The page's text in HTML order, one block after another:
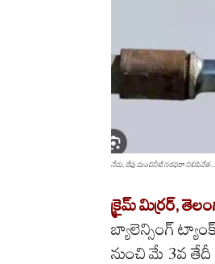
నేడు, రేపు మంచినీటి సరఫరా
క్రైమ్మిర్రర్,
బ్యాలెన్సింగ్
నుంచి మే 3వ